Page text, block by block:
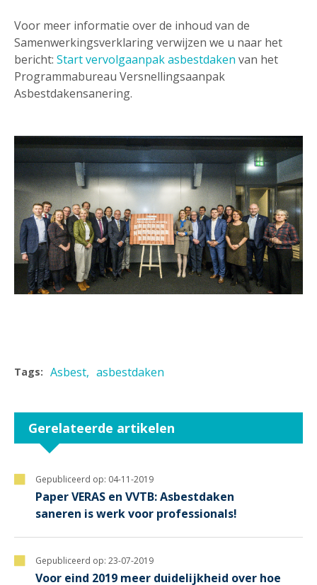
Voor meer informatie over de inhoud van de
Samenwerkingsverklaring verwijzen we u naar het
bericht: Start vervolgaanpak asbestdaken van het
Programmabureau Versnellingsaanpak
Asbestdakensanering.
Tags: Asbest asbestdaken
Gerelateerde artikelen
Gepubliceerd op: 04-11-2019
Paper VERAS en VVTB: Asbestdaken
saneren is werk voor professionals!
Gepubliceerd op: 23-07-2019
Voor eind 2019 meer duidelijkheid over hoe